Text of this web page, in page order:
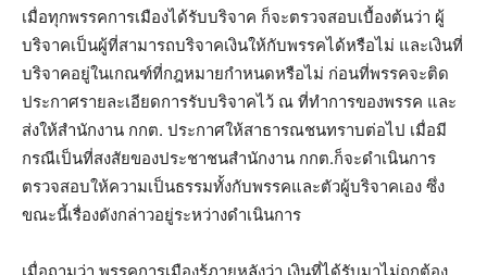
เมื่อทุกพรรคการเมืองได้รับบริจาค ก็จะตรวจสอบเบื้องต้นว่า ผู้
บริจาคเป็นผู้ที่สามารถบริจาคเงินให้กับพรรคได้หรือไม่ และเงินที่
บริจาคอยู่ในเกณฑ์ที่กฎหมายกำหนดหรือไม่ ก่อนที่พรรคจะติด
ประกาศรายละเอียดการรับบริจาคไว้ ณ ที่ทำการของพรรค และ
ส่งให้สำนักงาน กกต. ประกาศให้สาธารณชนทราบต่อไป เมื่อมี
กรณีเป็นที่สงสัยของประชาชนสำนักงาน กกต.ก็จะดำเนินการ
ตรวจสอบให้ความเป็นธรรมทั้งกับพรรคและตัวผู้บริจาคเอง ซึ่ง
ขณะนี้เรื่องดังกล่าวอยู่ระหว่างดำเนินการ